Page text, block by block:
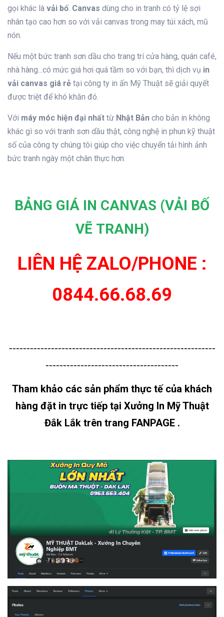
gọi khác là vải bố. Canvas dùng cho in tranh có tỷ lệ sợi
nhân tạo cao hơn so với vải canvas trong may túi xách, mũ
nón.
Nếu một bức tranh sơn dầu cho trang trí cửa hàng, quán café,
nhà hàng...có mức giá hơi quá tầm so với bạn, thì dịch vụ in
vải canvas giá rẻ tại công ty in ấn Mỹ Thuật sẽ giải quyết
được triệt để khó khăn đó.
Với máy móc hiện đại nhất từ Nhật Bản cho bản in không
khác gì so với tranh sơn dầu thật, công nghệ in phun kỹ thuật
số của công ty chúng tôi giúp cho việc chuyển tải hình ảnh
bức tranh ngày một chân thực hơn.
BẢNG GIÁ IN CANVAS (VẢI BỐ
VẼ TRANH)
LIÊN HỆ ZALO/PHONE :
0844.66.68.69
-----------------------------------------------------------
--------------------------------------
Tham khảo các sản phẩm thực tế của khách
hàng đặt in trực tiếp tại Xưởng In Mỹ Thuật
Đắk Lắk trên trang FANPAGE .